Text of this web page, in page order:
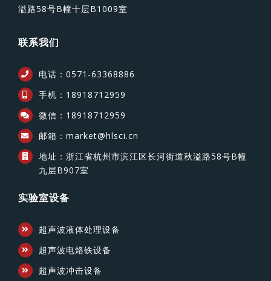
溢路58号B幢十层B1009室
联系我们
电话：0571-63368886
手机：18918712959
微信：18918712959
邮箱：market@hlsci.cn
地址：浙江省杭州市滨江区长河街道秋溢路58号B幢
九层B907室
实验室设备
超声波液体处理设备
超声波电烙铁设备
超声波冲击设备